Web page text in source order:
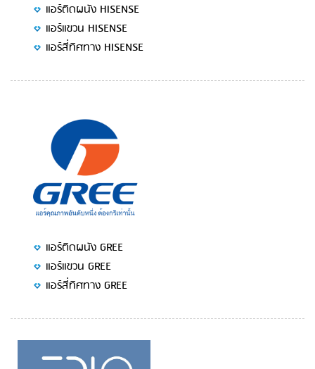
แอร์ติดผนัง HISENSE
แอร์แขวน HISENSE
แอร์สี่ทิศทาง HISENSE
แอร์ติดผนัง GREE
แอร์แขวน GREE
แอร์สี่ทิศทาง GREE